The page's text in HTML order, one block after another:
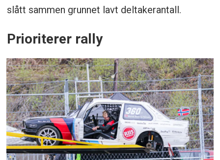
slått sammen grunnet lavt deltakerantall.
Prioriterer rally